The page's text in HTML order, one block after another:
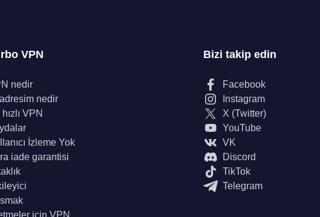
VPN
nedir
adresim nedir
VPN
İzleme Yok
iade garantisi
için VPN
Bizi takip edin
Facebook
Instagram
X (Twitter)
YouTube
VK
Discord
TikTok
Telegram